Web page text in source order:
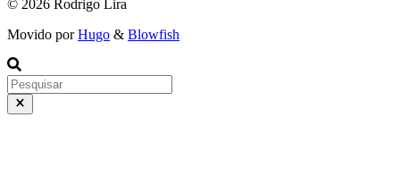
© 2026 Rodrigo Lira
Movido porHugo & Blowfish